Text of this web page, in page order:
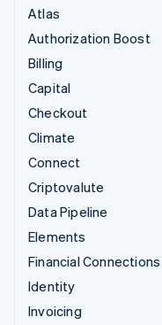
Atlas
Authorization Boost
Billing
Capital
Checkout
Climate
Connect
Criptovalute
Data Pipeline
Elements
Financial Connections
Identity
Invoicing